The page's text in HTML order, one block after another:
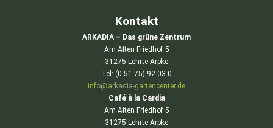
Kontakt
ARKADIA – Das grüne Zentrum
Am Alten Friedhof 5
31275 Lehrte-Arpke
Tel: (0 51 75) 92 03-0
info@arkadia-gartencenter.de
Café à la Cardia
Am Alten Friedhof 5
31275 Lehrte-Arpke